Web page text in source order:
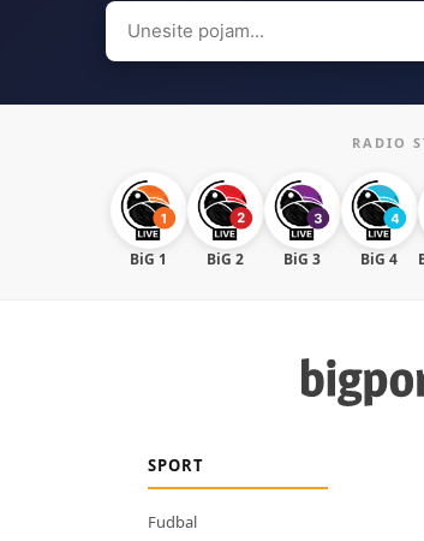
Search
for:
RADIO
BiG 1 BiG 2 BiG 3 BiG 4
SPORT
Fudbal